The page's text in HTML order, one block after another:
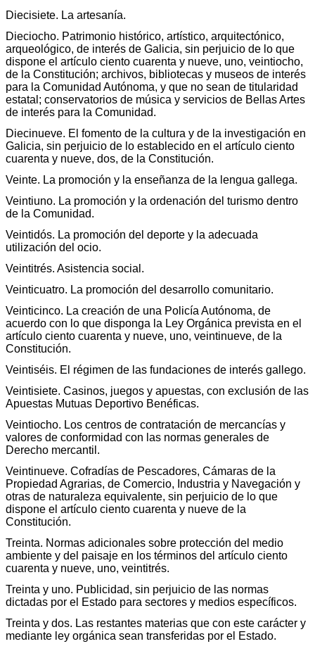
Diecisiete. La artesanía.
Dieciocho. Patrimonio histórico, artístico, arquitectónico,
arqueológico, de interés de Galicia, sin perjuicio de lo que
dispone el artículo ciento cuarenta y nueve, uno, veintiocho,
de la Constitución; archivos, bibliotecas y museos de interés
para la Comunidad Autónoma, y que no sean de titularidad
estatal; conservatorios de música y servicios de Bellas Artes
de interés para la Comunidad.
Diecinueve. El fomento de la cultura y de la investigación en
Galicia, sin perjuicio de lo establecido en el artículo ciento
cuarenta y nueve, dos, de la Constitución.
Veinte. La promoción y la enseñanza de la lengua gallega.
Veintiuno. La promoción y la ordenación del turismo dentro
de la Comunidad.
Veintidós. La promoción del deporte y la adecuada
utilización del ocio.
Veintitrés. Asistencia social.
Veinticuatro. La promoción del desarrollo comunitario.
Veinticinco. La creación de una Policía Autónoma, de
acuerdo con lo que disponga la Ley Orgánica prevista en el
artículo ciento cuarenta y nueve, uno, veintinueve, de la
Constitución.
Veintiséis. El régimen de las fundaciones de interés gallego.
Veintisiete. Casinos, juegos y apuestas, con exclusión de las
Apuestas Mutuas Deportivo Benéficas.
Veintiocho. Los centros de contratación de mercancías y
valores de conformidad con las normas generales de
Derecho mercantil.
Veintinueve. Cofradías de Pescadores, Cámaras de la
Propiedad Agrarias, de Comercio, Industria y Navegación y
otras de naturaleza equivalente, sin perjuicio de lo que
dispone el artículo ciento cuarenta y nueve de la
Constitución.
Treinta. Normas adicionales sobre protección del medio
ambiente y del paisaje en los términos del artículo ciento
cuarenta y nueve, uno, veintitrés.
Treinta y uno. Publicidad, sin perjuicio de las normas
dictadas por el Estado para sectores y medios específicos.
Treinta y dos. Las restantes materias que con este carácter y
mediante ley orgánica sean transferidas por el Estado.